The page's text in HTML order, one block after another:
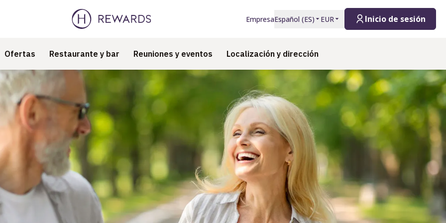
EmpresaEspañol (ES) EUR Inicio de sesión
Ofertas Restaurante y bar Reuniones y eventos Localización y dirección